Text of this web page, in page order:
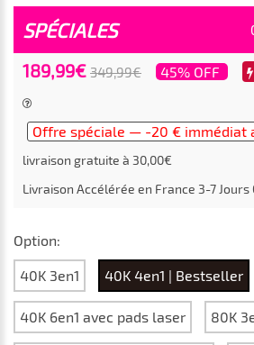
SPÉCIALES
189,99€ 349,99€ 45% OFF
Offre spéciale — -20 € immédiat
livraison gratuite à 30,00€
Livraison Accélérée en France 3-7 Jours
Option:
40K 3en1 40K 4en1 | Bestseller
40K 6en1 avec pads laser 80K